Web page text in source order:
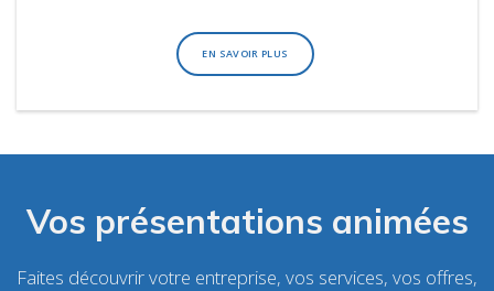
EN SAVOIR PLUS
Vos présentations animées
Faites découvrir votre entreprise, vos services, vos offres,